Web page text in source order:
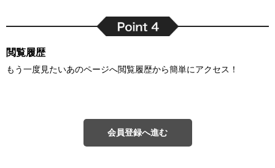
閲覧履歴
もう一度見たいあのページへ閲覧履歴から簡単にアクセス！
会員登録へ進む